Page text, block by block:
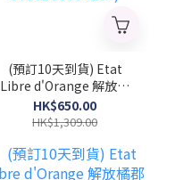
(預訂10天到貨) Etat
Libre d'Orange 解放橘
郡 Let's Pretend 陪我演
完 中性濃香水 100ml
3760168594267)
HK$650.00
HK$1,309.00